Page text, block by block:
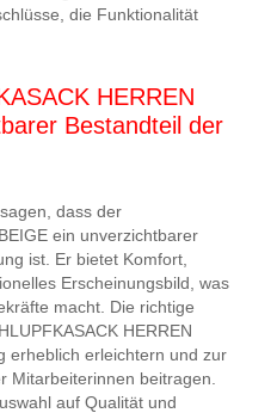
die Funktionalität
HERREN
Bestandteil der
dass der
ein unverzichtbarer
ist. Er bietet Komfort,
Erscheinungsbild, was
macht. Die richtige
HERREN
erheblich erleichtern und zur
Mitarbeiterinnen beitragen.
auf Qualität und